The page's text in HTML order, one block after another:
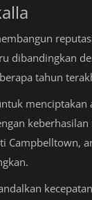
dibandingkan
tahun
Campbelltown,